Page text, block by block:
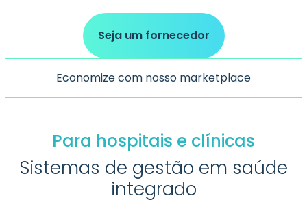
Seja um fornecedor
Economize com nosso marketplace
Para hospitais e clínicas
Sistemas de gestão em saúde
integrado